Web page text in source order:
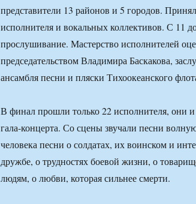
представители 13 районов и 5 городов.
исполнителя и вокальных коллективов. С 11
прослушивание. Мастерство исполнителей
председательством Владимира Баскакова,
ансамбля песни и пляски Тихоокеанского
В финал прошли только 22 исполнителя, они
гала-концерта. Со сцены звучали песни
человека песни о солдатах, их воинском и
дружбе, о трудностях боевой жизни, о
людям, о любви, которая сильнее смерти.